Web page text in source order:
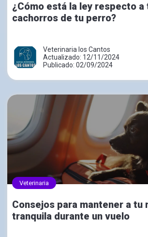
¿Cómo está la ley respecto a
cachorros de tu perro?
Veterinaria los Cantos
Actualizado: 12/11/2024
Publicado: 02/09/2024
Veterinaria
Consejos para mantener a tu
tranquila durante un vuelo